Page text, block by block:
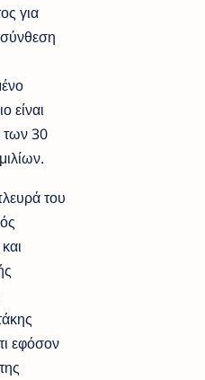
για
είναι
των 30
του
εφόσον